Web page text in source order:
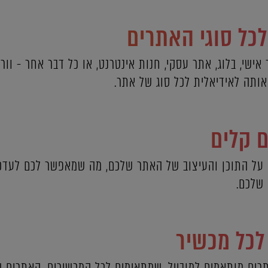
סוגי האתרים
בלוג, אתר עסקי, חנות אינטרנט, או כל דבר אחר -
לאידיאלית לכל סוג של אתר.
קלים
התוכן והעיצוב של האתר שלכם, מה שמאפשר לכם
שלכם.
מכשיר